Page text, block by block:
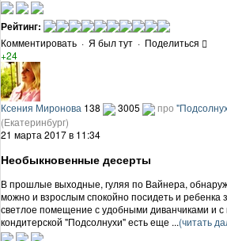
Рейтинг:
Комментировать · Я был тут · Поделиться
+24
Ксения Миронова 138 3005 про
(Екатеринбург)
21 марта 2017 в 11:34
Необыкновенные десерты
В прошлые выходные, гуляя по Вайнера,
можно и взрослым спокойно посидеть и ребенка
светлое помещение с удобными диванчиками и
кондитерской "Подсолнухи" есть еще ...(читать